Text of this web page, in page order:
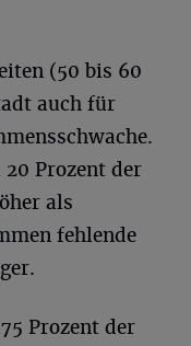
(50 bis 60
auch für
Prozent der
als
fehlende
Prozent der